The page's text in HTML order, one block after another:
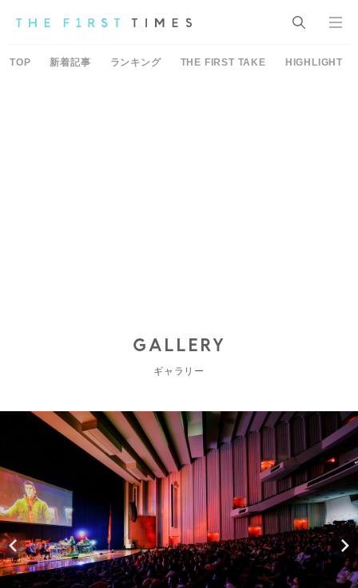
TOP 新着記事 ランキング THE FIRST TAKE HIGHLIGHT
GALLERY
ギャラリー